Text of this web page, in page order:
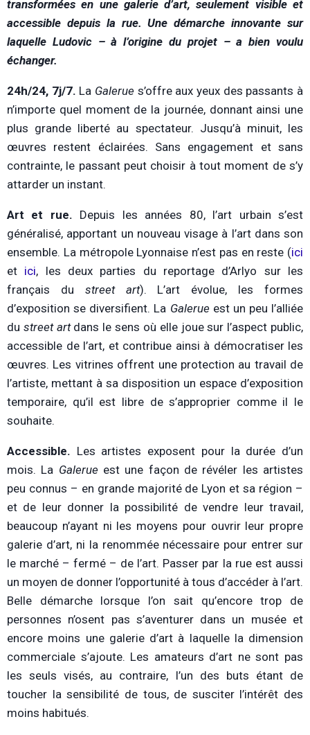
transformées en une galerie d’art, seulement visible et
accessible depuis la rue. Une démarche innovante sur
laquelle Ludovic – à l’origine du projet – a bien voulu
échanger.
24h/24, 7j/7. La Galerue s’offre aux yeux des passants à
n’importe quel moment de la journée, donnant ainsi une
plus grande liberté au spectateur. Jusqu’à minuit, les
œuvres restent éclairées. Sans engagement et sans
contrainte, le passant peut choisir à tout moment de s’y
attarder un instant.
Art et rue. Depuis les années 80, l’art urbain s’est
généralisé, apportant un nouveau visage à l’art dans son
ensemble. La métropole Lyonnaise n’est pas en reste (ici
et ici, les deux parties du reportage d’Arlyo sur les
français du street art). L’art évolue, les formes
d’exposition se diversifient. La Galerue est un peu l’alliée
du street artdans le sens où elle joue sur l’aspect public,
accessible de l’art, et contribue ainsi à démocratiser les
œuvres. Les vitrines offrent une protection au travail de
l’artiste, mettant à sa disposition un espace d’exposition
temporaire, qu’il est libre de s’approprier comme il le
souhaite.
Accessible. Les artistes exposent pour la durée d’un
mois. La Galerue est une façon de révéler les artistes
peu connus – en grande majorité de Lyon et sa région –
et de leur donner la possibilité de vendre leur travail,
beaucoup n’ayant ni les moyens pour ouvrir leur propre
galerie d’art, ni la renommée nécessaire pour entrer sur
le marché – fermé – de l’art. Passer par la rue est aussi
un moyen de donner l’opportunité à tous d’accéder à l’art.
Belle démarche lorsque l’on sait qu’encore trop de
personnes n’osent pas s’aventurer dans un musée et
encore moins une galerie d’art à laquelle la dimension
commerciale s’ajoute. Les amateurs d’art ne sont pas
les seuls visés, au contraire, l’un des buts étant de
toucher la sensibilité de tous, de susciter l’intérêt des
moins habitués.